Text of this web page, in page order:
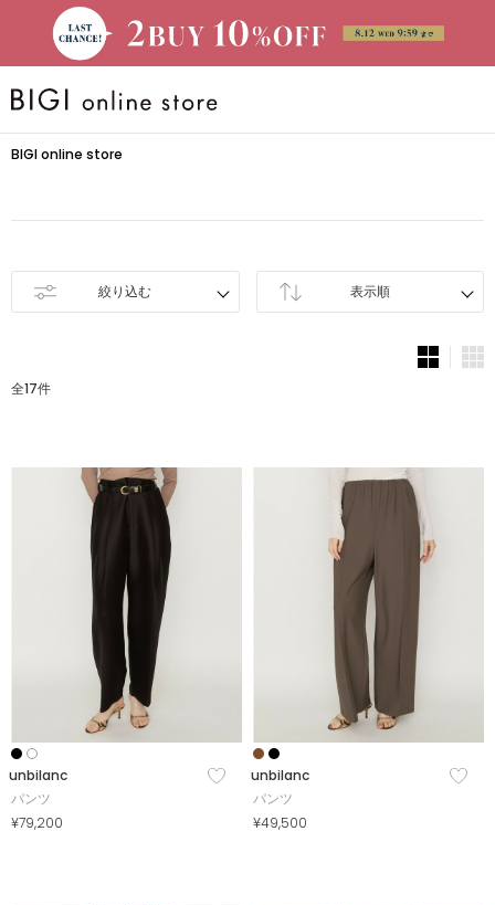
BRAND
PRE ORDER
SALE
COORDINATE
JOURNAL
よくある質問
お問い合わせ
BIGI online store
絞り込む 表示順
全17件
unbilanc
パンツ
¥79,200
unbilanc
パンツ
¥49,500